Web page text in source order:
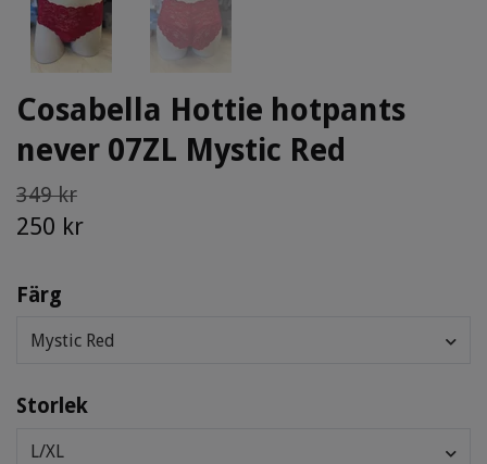
Cosabella Hottie hotpants
never 07ZL Mystic Red
349 kr
250 kr
Färg
Mystic Red
Storlek
L/XL